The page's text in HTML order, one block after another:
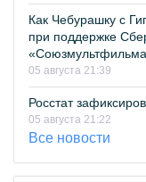
Как Чебурашку с
при поддержке
05 августа 21:39
Росстат
05 августа 21:22
Все новости